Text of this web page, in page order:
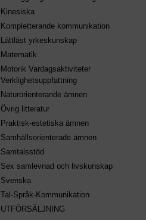
Kinesiska
Kompletterande kommunikation
Lättläst yrkeskunskap
Matematik
Motorik Vardagsaktiviteter
Verklighetsuppfattning
Naturorienterande ämnen
Övrig litteratur
Praktisk-estetiska ämnen
Samhällsorienterade ämnen
Samtalsstöd
Sex samlevnad och livskunskap
Svenska
Tal-Språk-Kommunikation
UTFÖRSÄLJNING